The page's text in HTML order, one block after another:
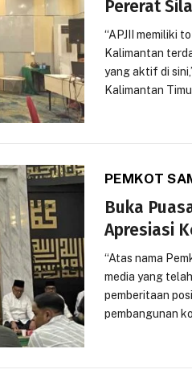
Pererat
“APJII memiliki
Kalimantan
yang aktif di
Kalimantan
PEMKOT
Buka
Apresiasi
“Atas nama
media yang
pemberitaan
pembangunan